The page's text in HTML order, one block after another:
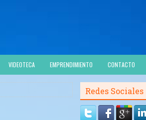
VIDEOTECA EMPRENDIMIENTO CONTACTO
Redes Sociales